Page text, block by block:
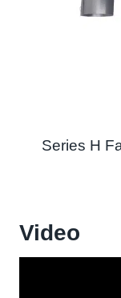
Series H
Video